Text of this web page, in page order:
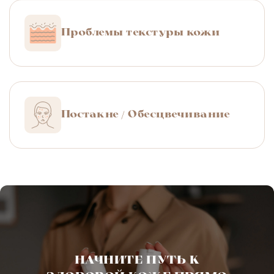
Проблемы текстуры кожи
Постакне / Обесцвечивание
НАЧНИТЕ ПУТЬ К